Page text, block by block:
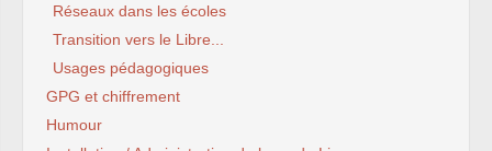
Réseaux dans les écoles
Transition vers le Libre...
Usages pédagogiques
GPG et chiffrement
Humour